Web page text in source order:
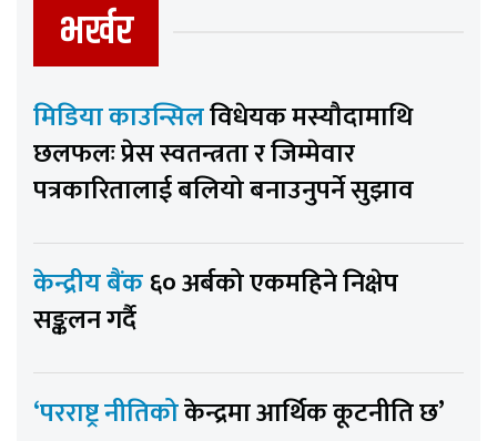
भर्खर
मिडिया काउन्सिलविधेयक मस्यौदामाथि
छलफलः प्रेस स्वतन्त्रता र जिम्मेवार
पत्रकारितालाई बलियो बनाउनुपर्ने सुझाव
केन्द्रीय बैंक६० अर्बको एकमहिने निक्षेप
सङ्कलन गर्दै
‘परराष्ट्र नीतिकोकेन्द्रमा आर्थिक कूटनीति छ’